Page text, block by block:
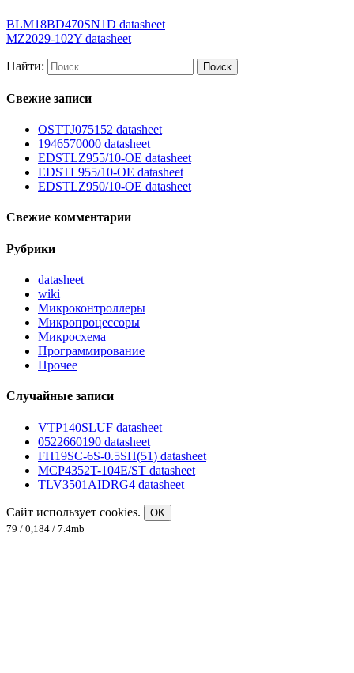
BLM18BD470SN1D datasheet
MZ2029-102Y datasheet
Найти:
Свежие записи
OSTTJ075152 datasheet
1946570000 datasheet
EDSTLZ955/10-OE datasheet
EDSTL955/10-OE datasheet
EDSTLZ950/10-OE datasheet
Свежие комментарии
Рубрики
datasheet
wiki
Микроконтроллеры
Микропроцессоры
Микросхема
Программирование
Прочее
Случайные записи
VTP140SLUF datasheet
0522660190 datasheet
FH19SC-6S-0.5SH(51) datasheet
MCP4352T-104E/ST datasheet
TLV3501AIDRG4 datasheet
Сайт использует cookies.
OK
79 / 0,184 / 7.4mb